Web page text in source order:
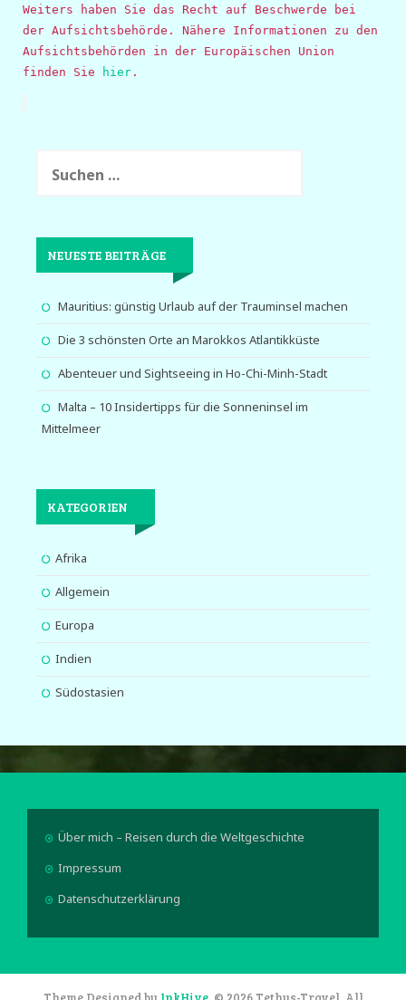
Weiters haben Sie das Recht auf Beschwerde bei
der Aufsichtsbehörde. Nähere Informationen zu den
Aufsichtsbehörden in der Europäischen Union
finden Sie
hier .
nach:
NEUESTE BEITRÄGE
Mauritius: günstig Urlaub auf der Trauminsel machen
Die 3 schönsten Orte an Marokkos Atlantikküste
Abenteuer und Sightseeing in Ho-Chi-Minh-Stadt
Malta – 10 Insidertipps für die Sonneninsel im
Mittelmeer
KATEGORIEN
Afrika
Allgemein
Europa
Indien
Südostasien
Über mich – Reisen durch die Weltgeschichte
Impressum
Datenschutzerklärung